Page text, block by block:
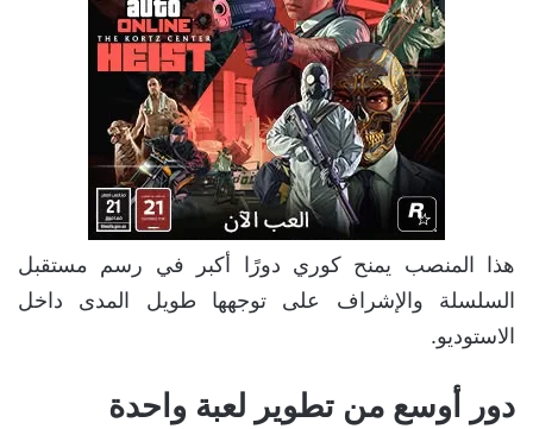
هذا المنصب يمنح كوري دورًا أكبر في رسم مستقبل
السلسلة والإشراف على توجهها طويل المدى داخل
الاستوديو.
دور أوسع من تطوير لعبة واحدة